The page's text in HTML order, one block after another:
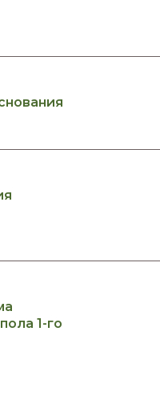
1-го